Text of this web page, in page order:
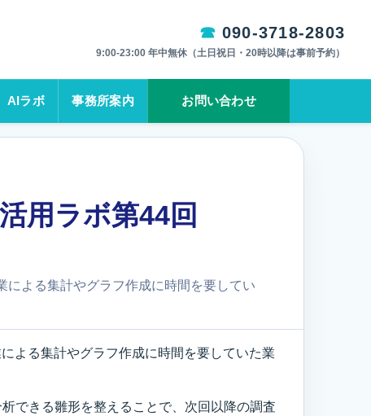
090-3718-2803
9:00-23:00 年中無休（土日祝日・20時以降は事前予約）
AIラボ 事務所案内 お問い合わせ
用ラボ第44回
よる集計やグラフ作成に時間を要してい
よる集計やグラフ作成に時間を要していた業
できる雛形を整えることで、次回以降の調査